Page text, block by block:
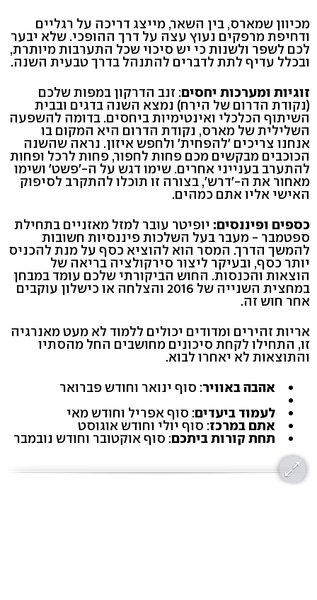
מכיוון שמארס, בין השאר, מייצג דריכה על רגליים
ודחיפת מרפקים נעוץ עצה על דרך ההופכי. שלא יבער
לכם לשפר ולשנות כי יש סיכוי שכל התערבות מיותרת,
ובכלל עדיף לתת לדברים להתנהל בדרך טבעית השנה.
זוגיות ומערכות יחסים: זנב הדרקון במפות שלכם
(נקודת הדרום של הירח) נמצא השנה בדגים ובבית
השיתוף הכלכלי ואינטימיות ביחסים. בדומה להשפעה
השלילית של מארס, נקודת הדרום היא המקום בו
אנחנו צריכים 'להפחית' ולחפש איזון. נראה שהשנה
הכוכבים מבקשים מכם פחות לחפור, פחות לרכל ופחות
להתערב בענייני אחרים. שימו דגש על ה-'פשט' ושימו
מאחור את ה-'דרש', בצורה זו תוכלו להתקרב לסיפוק
האישי אליו אתם כמהים.
כספים ופיננסים: יופיטר עובר למזל מאזניים בתחילת
ספטמבר - מעבר בעל השלכות פיננסיות חשובות
להמשך הדרך. המסר הוא להוציא כסף על מנת להכניס
יותר כסף, ובעיקר ליצור סירקולציה בריאה של
הוצאות והכנסות. החוש הביקורתי שלכם עומד במבחן
במחצית השנייה של 2016 והצלחה או כישלון עוקבים
אחר חוש זה.
אריות זהירים ומדודים יכולים ללמוד לא מעט מאנרגיה
זו, התחילו לקחת סיכונים מחושבים החל מהסתיו
והתוצאות לא יאחרו לבוא.
אהבה באוויר: סוף ינואר וחודש פברואר
לעמוד ביעדים: סוף אפריל וחודש מאי
אתם במרכז: סוף יולי וחודש אוגוסט
תחת קורות ביתכם: סוף אוקטובר וחודש נובמבר